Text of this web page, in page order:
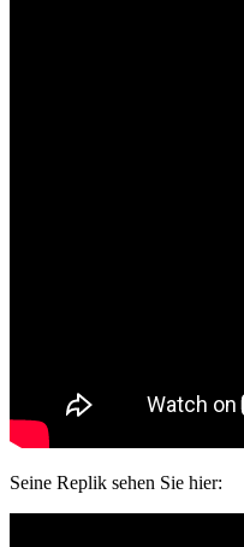
Seine Replik sehen Sie hier: